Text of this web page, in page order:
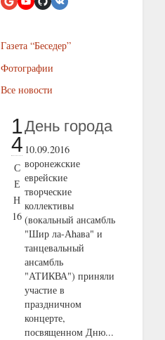
Газета “Беседер”
Фотографии
Все новости
1
4
С
Е
Н
16
День города
10.09.2016
воронежские
еврейские
творческие
коллективы
(вокальный ансамбль
"Шир ла-Аhава" и
танцевальный
ансамбль
"АТИКВА") приняли
участие в
праздничном
концерте,
посвященном Дню...